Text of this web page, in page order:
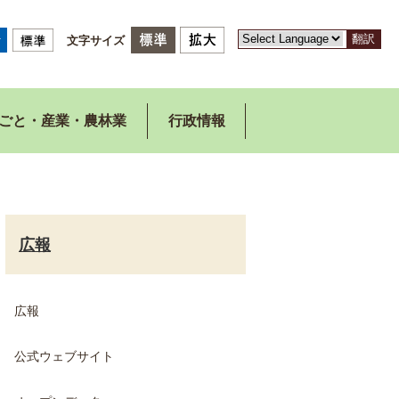
文字サイズ 翻訳
と・産業・農林業 行政情報
広報
広報
公式ウェブサイト